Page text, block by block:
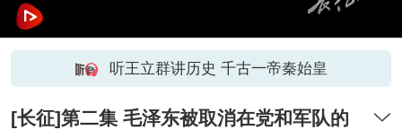
听王立群讲历史 千古一帝秦始皇
[长征]第二集 毛泽东被取消在党和军队的